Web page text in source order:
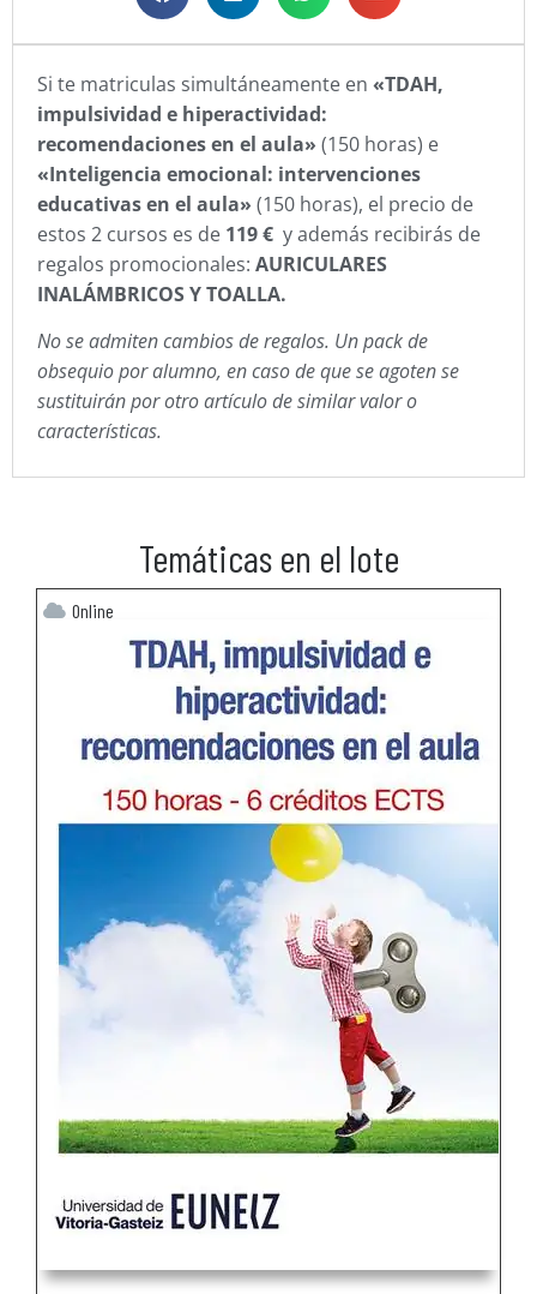
Si te matriculas simultáneamente en «TDAH,
impulsividad e hiperactividad:
recomendaciones en el aula» (150 horas) e
«Inteligencia emocional: intervenciones
educativas en el aula» (150 horas), el precio de
estos 2 cursos es de 119 € y además recibirás de
regalos promocionales: AURICULARES
INALÁMBRICOS Y TOALLA.
​No se admiten cambios de regalos. Un pack de
obsequio por alumno, en caso de que se agoten se
sustituirán por otro artículo de similar valor o
características.
Temáticas en el lote
Online